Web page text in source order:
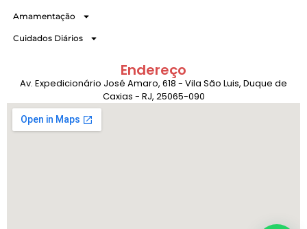
Amamentação
Cuidados Diários
Endereço
Av. Expedicionário José Amaro, 618 - Vila São Luis, Duque de
Caxias - RJ, 25065-090